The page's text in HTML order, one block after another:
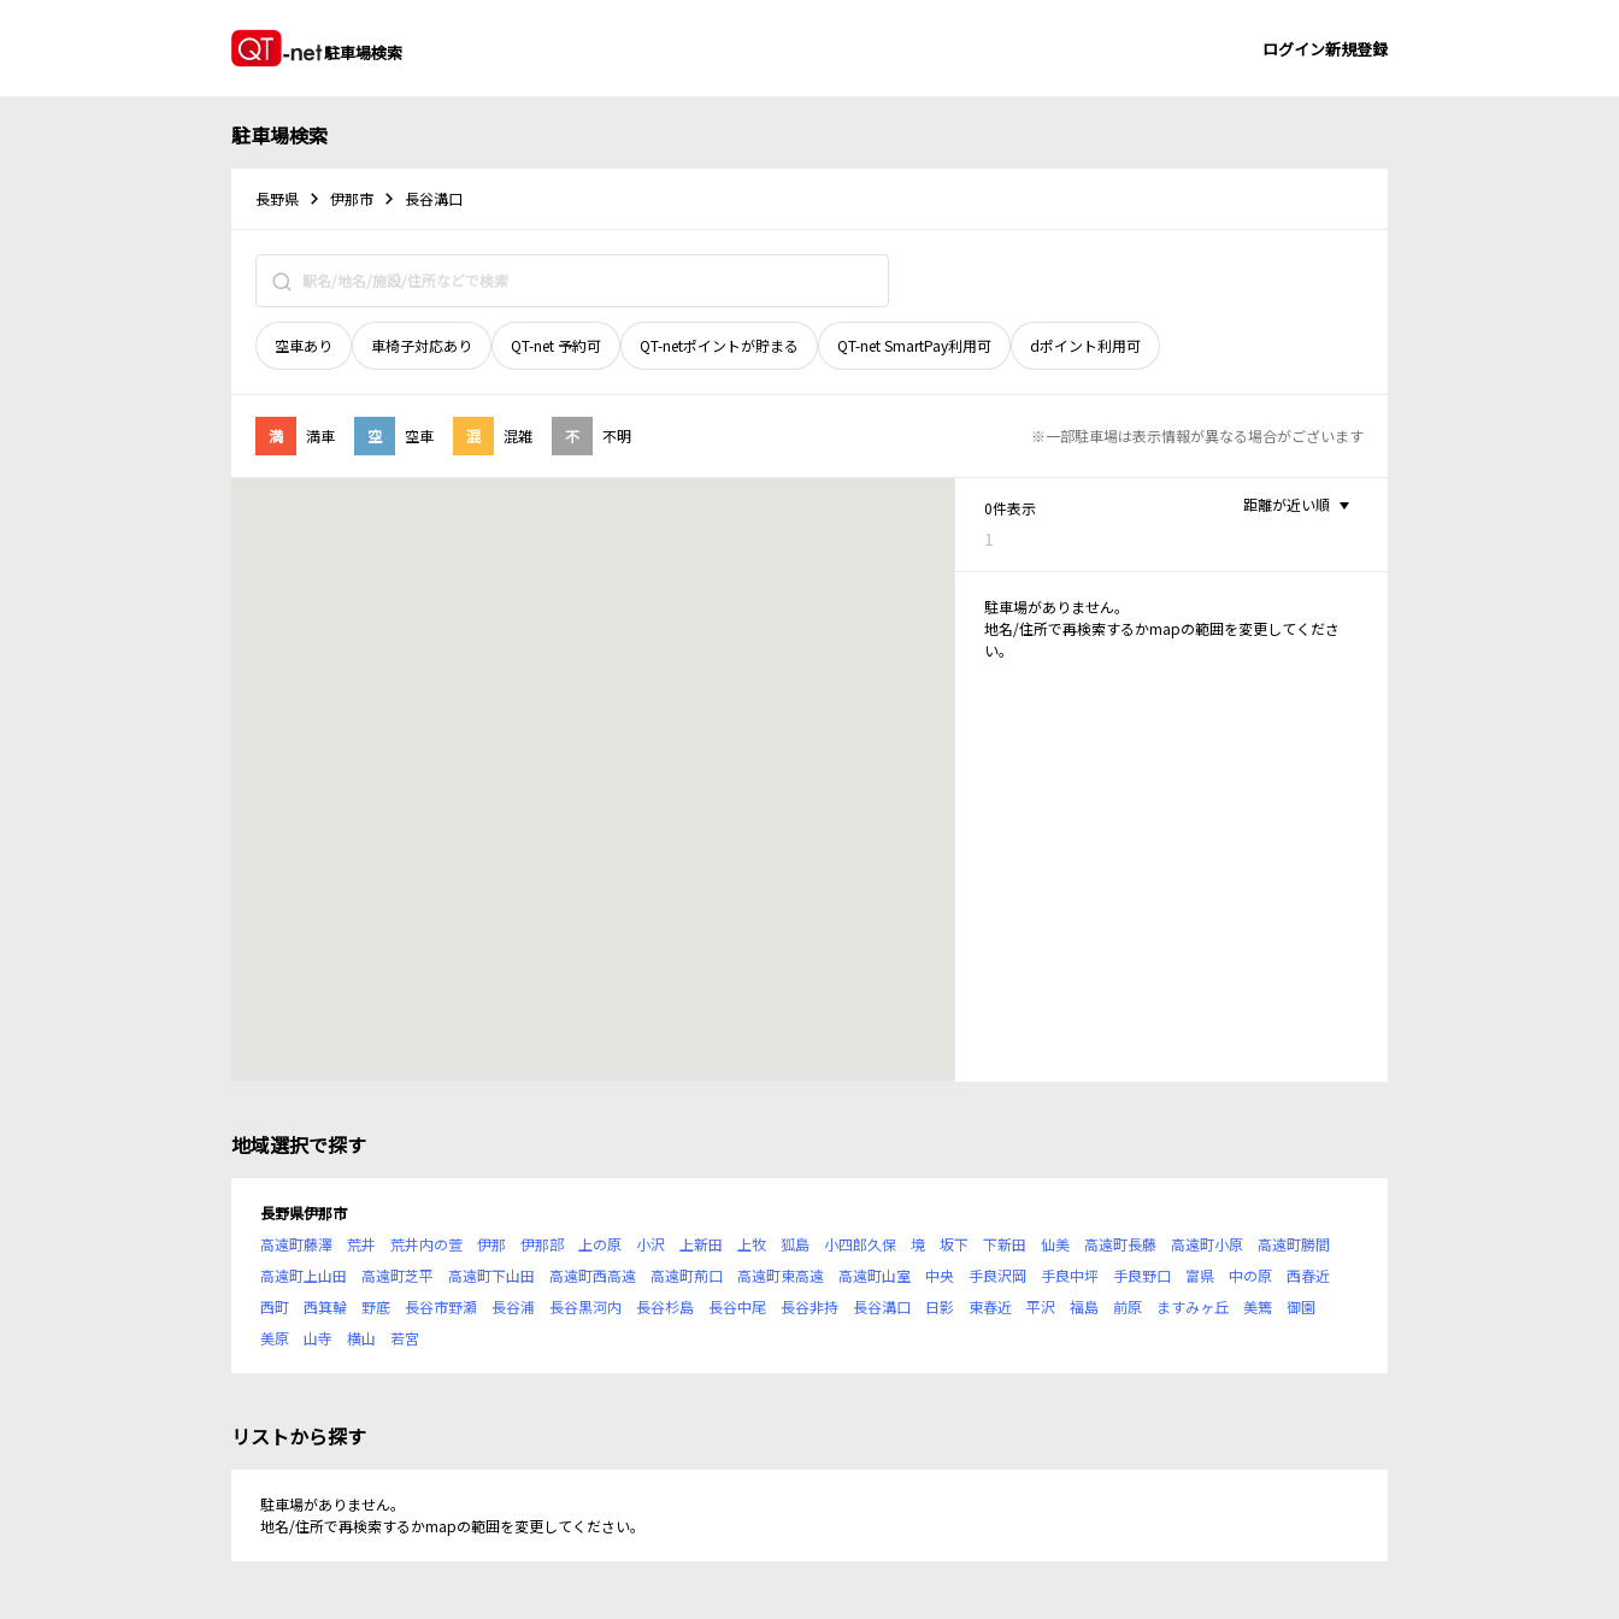
駐車場検索 ログイン新規登録
駐車場検索
長野県 伊那市 長谷溝口
空車あり 車椅子対応あり QT-net 予約可 QT-netポイントが貯まる QT-net SmartPay利用可 dポイント利用可
満 満車 空 空車 混 混雑 不 不明 ※一部駐車場は表示情報が異なる場合がございます
0件表示
1
距離が近い順
駐車場がありません。
地名/住所で再検索するかmapの範囲を変更してくださ
い。
地域選択で探す
長野県伊那市
高遠町藤澤
荒井 荒井内の萱 伊那 伊那部 上の原 小沢 上新田 上牧 狐島 小四郎久保 境 坂下 下新田 仙美 高遠町長藤 高遠町小原
高遠町勝間
高遠町上山田
高遠町芝平 高遠町下山田 高遠町西高遠 高遠町荊口 高遠町東高遠 高遠町山室 中央 手良沢岡 手良中坪 手良野口 富県 中の原
西春近
西町
西箕輪 野底 長谷市野瀬 長谷浦 長谷黒河内 長谷杉島 長谷中尾 長谷非持 長谷溝口 日影 東春近 平沢 福島 前原 ますみヶ丘 美篶
御園
美原
山寺 横山 若宮
リストから探す
駐車場がありません。
地名/住所で再検索するかmapの範囲を変更してください。